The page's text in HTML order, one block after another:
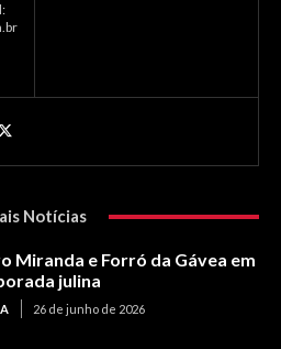
Notícias
Miranda e Forró da Gávea em
julina
26 de junho de 2026